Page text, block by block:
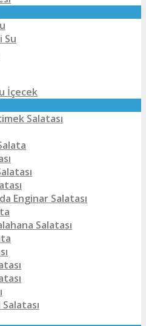
Su
İçecek
Salatası
Enginar Salatası
Salatası